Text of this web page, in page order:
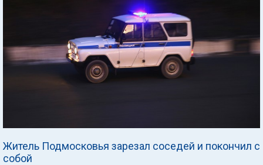
Житель Подмосковья зарезал соседей и покончил с
собой